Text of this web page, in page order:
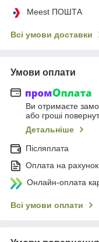
Meest ПОШТА
Всі умови доставки
Умови оплати
Ви отримаєте
або гроші
Детальніше
Післяплата
Оплата на рахунок
Онлайн-оплата
Всі умови оплати